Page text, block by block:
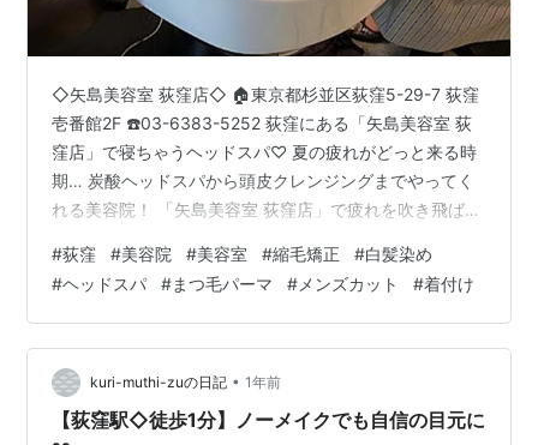
◇矢島美容室 荻窪店◇ 🏠東京都杉並区荻窪5-29-7 荻窪
壱番館2F ☎️03-6383-5252 荻窪にある「矢島美容室 荻
窪店」で寝ちゃうヘッドスパ♡ 夏の疲れがどっと来る時
期… 炭酸ヘッドスパから頭皮クレンジングまでやってく
れる美容院！ 「矢島美容室 荻窪店」で疲れを吹き飛ばそ
荻窪のヘッドスパ 】 荻窪駅から徒歩1分にある『矢島美
容室 荻窪店』です。 頭が重い、疲れが抜けない…そんな
ときにこそ試していただきたいのがヘッドスパです。 頭
皮の血流を整え、毛穴をきれいにしながらリラックス効
果を得られるので、疲労回復やリフレッシュに…
#荻窪 #美容院 #美容室 #縮毛矯正 #白髪染め
#ヘッドスパ #まつ毛パーマ # メンズカット #着付け
kuri-muthi-zuの日記 • 1年前
【荻窪駅◇徒歩1分】ノーメイクでも自信の目元に